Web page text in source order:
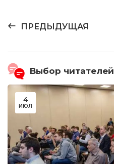
ПРЕДЫДУЩАЯ
Выбор читателей
4
ИЮЛ